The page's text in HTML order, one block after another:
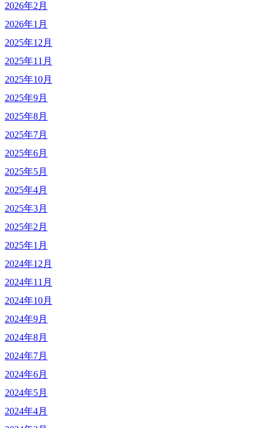
2026年2月
2026年1月
2025年12月
2025年11月
2025年10月
2025年9月
2025年8月
2025年7月
2025年6月
2025年5月
2025年4月
2025年3月
2025年2月
2025年1月
2024年12月
2024年11月
2024年10月
2024年9月
2024年8月
2024年7月
2024年6月
2024年5月
2024年4月